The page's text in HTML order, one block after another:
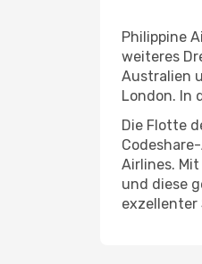
Philippine
weiteres
Australien
London. In
Die Flotte
Airlines.
und diese
exzellenter